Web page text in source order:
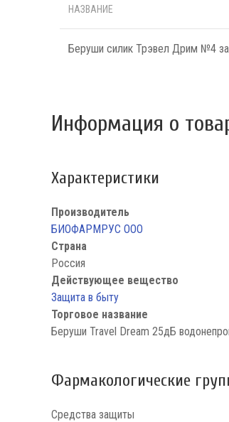
НАЗВАНИЕ
Беруши силик Трэвел Дрим №4
Информация о
Характеристики
Производитель
БИОФАРМРУС ООО
Страна
Россия
Действующее вещество
Защита в быту
Торговое название
Беруши Travel Dream 25дБ
Фармакологические
Средства защиты